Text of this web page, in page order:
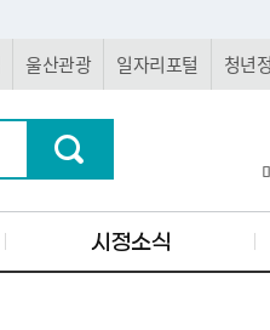
울산관광 일자리포털 청년
시정소식